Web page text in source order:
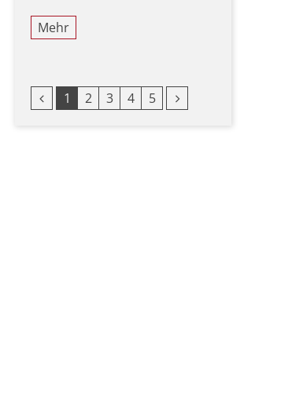
Mehr
Vorherige Seite
1 2 3 4 5 Nächste Seite